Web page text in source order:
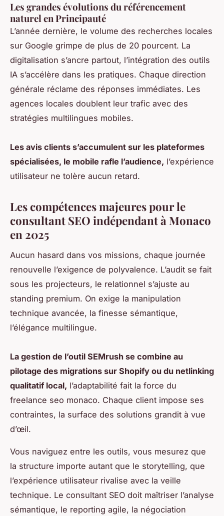
Les grandes évolutions du référencement
naturel en Principauté
L’année dernière, le volume des recherches locales
sur Google grimpe de plus de 20 pourcent. La
digitalisation s’ancre partout, l’intégration des outils
IA s’accélère dans les pratiques. Chaque direction
générale réclame des réponses immédiates. Les
agences locales doublent leur trafic avec des
stratégies multilingues mobiles.
Les avis clients s’accumulent sur les plateformes
spécialisées, le mobile rafle l’audience, l’expérience
utilisateur ne tolère aucun retard.
Les compétences majeures pour le
consultant SEO indépendant à Monaco
en 2025
Aucun hasard dans vos missions, chaque journée
renouvelle l’exigence de polyvalence. L’audit se fait
sous les projecteurs, le relationnel s’ajuste au
standing premium. On exige la manipulation
technique avancée, la finesse sémantique,
l’élégance multilingue.
La gestion de l’outil SEMrush se combine au
pilotage des migrations sur Shopify ou du netlinking
qualitatif local, l’adaptabilité fait la force du
freelance seo monaco. Chaque client impose ses
contraintes, la surface des solutions grandit à vue
d’œil.
Vous naviguez entre les outils, vous mesurez que
la structure importe autant que le storytelling, que
l’expérience utilisateur rivalise avec la veille
technique. Le consultant SEO doit maîtriser l’analyse
sémantique, le reporting agile, la négociation